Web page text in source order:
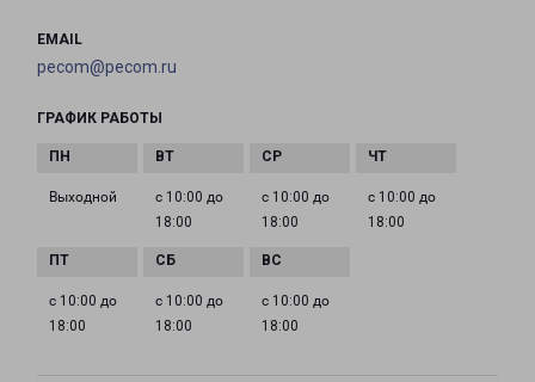
EMAIL
pecom@pecom.ru
ГРАФИК РАБОТЫ
Выходной
с 10:00 до
18:00
с 10:00 до
18:00
с 10:00 до
18:00
с 10:00 до
18:00
с 10:00 до
18:00
с 10:00 до
18:00